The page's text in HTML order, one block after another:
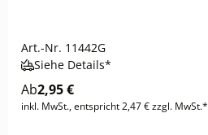
Art.-Nr. 11442G
Siehe Details*
Ab2,95 €
inkl. MwSt., entspricht 2,47 € zzgl. MwSt.*